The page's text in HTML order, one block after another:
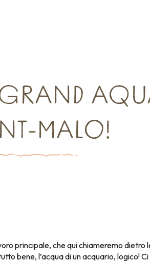
GRAND
MALO!
principale, che qui chiameremo dietro
bene, l’acqua di un acquario, logico!